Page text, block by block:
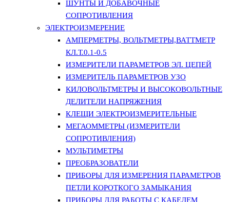
ШУНТЫ И ДОБАВОЧНЫЕ
СОПРОТИВЛЕНИЯ
ЭЛЕКТРОИЗМЕРЕНИЕ
АМПЕРМЕТРЫ, ВОЛЬТМЕТРЫ,ВАТТМЕТР
КЛ.Т.0.1-0.5
ИЗМЕРИТЕЛИ ПАРАМЕТРОВ ЭЛ. ЦЕПЕЙ
ИЗМЕРИТЕЛЬ ПАРАМЕТРОВ УЗО
КИЛОВОЛЬТМЕТРЫ И ВЫСОКОВОЛЬТНЫЕ
ДЕЛИТЕЛИ НАПРЯЖЕНИЯ
КЛЕЩИ ЭЛЕКТРОИЗМЕРИТЕЛЬНЫЕ
МЕГАОММЕТРЫ (ИЗМЕРИТЕЛИ
СОПРОТИВЛЕНИЯ)
МУЛЬТИМЕТРЫ
ПРЕОБРАЗОВАТЕЛИ
ПРИБОРЫ ДЛЯ ИЗМЕРЕНИЯ ПАРАМЕТРОВ
ПЕТЛИ КОРОТКОГО ЗАМЫКАНИЯ
ПРИБОРЫ ДЛЯ РАБОТЫ С КАБЕЛЕМ